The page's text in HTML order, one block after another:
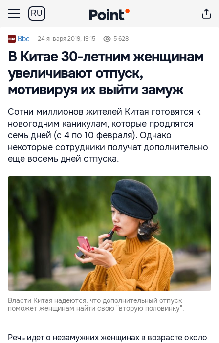
RU
Bbc 24 января 2019, 19:15 5 628
В Китае 30-летним женщинам
увеличивают отпуск,
мотивируя их выйти замуж
Сотни миллионов жителей Китая готовятся к
новогодним каникулам, которые продлятся
семь дней (с 4 по 10 февраля). Однако
некоторые сотрудники получат дополнительно
еще восемь дней отпуска.
Власти Китая надеются, что дополнительный отпуск
поможет женщинам найти свою "вторую половинку".
Речь идет о незамужних женщинах в возрасте около